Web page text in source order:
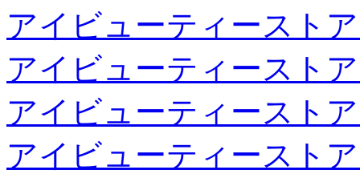
アイビューティースト
アイビューティースト
アイビューティースト
アイビューティースト